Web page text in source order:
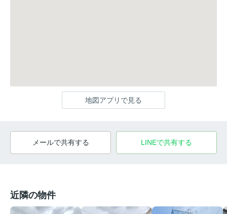
地図アプリで見る
メールで共有する LINEで共有する
近隣の物件